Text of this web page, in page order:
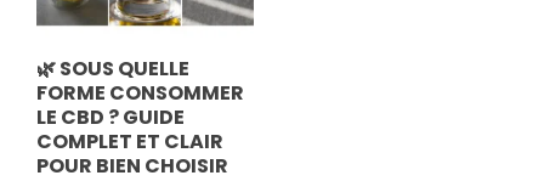
🌿 SOUS QUELLE
FORME CONSOMMER
LE CBD ? GUIDE
COMPLET ET CLAIR
POUR BIEN CHOISIR